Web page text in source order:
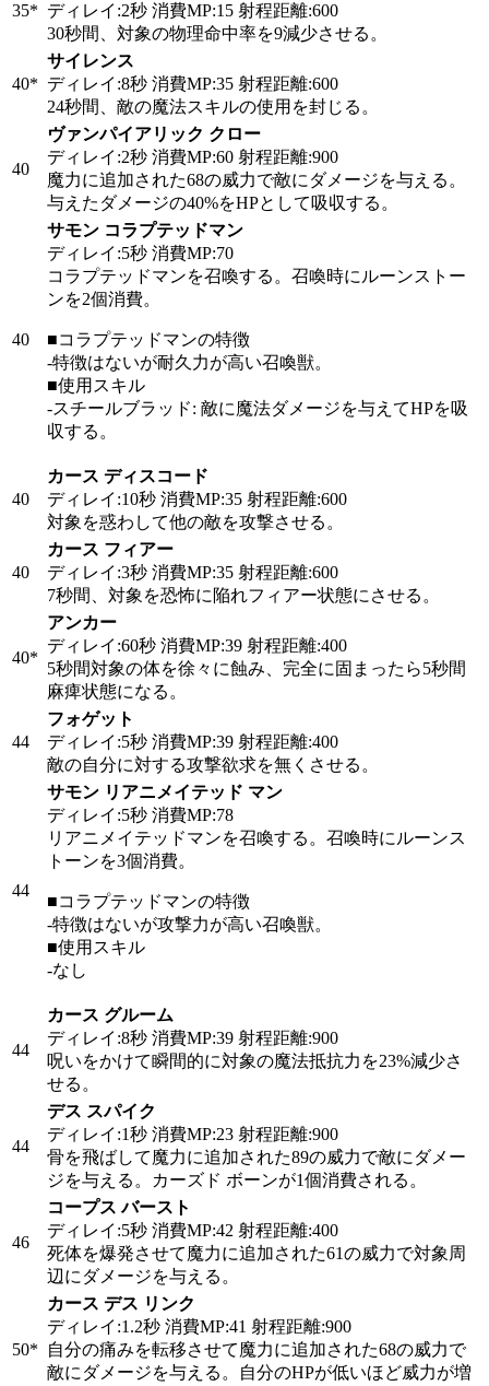
35* ディレイ:2秒 消費MP:15 射程距離:600
30秒間、対象の物理命中率を9減少させる。
40*
サイレンス
ディレイ:8秒 消費MP:35 射程距離:600
24秒間、敵の魔法スキルの使用を封じる。
40
ヴァンパイアリック クロー
ディレイ:2秒 消費MP:60 射程距離:900
魔力に追加された68の威力で敵にダメージを与える。
与えたダメージの40%をHPとして吸収する。
40
サモン コラプテッドマン
ディレイ:5秒 消費MP:70
コラプテッドマンを召喚する。召喚時にルーンストー
ンを2個消費。
■コラプテッドマンの特徴
-特徴はないが耐久力が高い召喚獣。
■使用スキル
-スチールブラッド: 敵に魔法ダメージを与えてHPを吸
収する。
40
カース ディスコード
ディレイ:10秒 消費MP:35 射程距離:600
対象を惑わして他の敵を攻撃させる。
40
カース フィアー
ディレイ:3秒 消費MP:35 射程距離:600
7秒間、対象を恐怖に陥れフィアー状態にさせる。
40*
アンカー
ディレイ:60秒 消費MP:39 射程距離:400
5秒間対象の体を徐々に蝕み、完全に固まったら5秒間
麻痺状態になる。
44
フォゲット
ディレイ:5秒 消費MP:39 射程距離:400
敵の自分に対する攻撃欲求を無くさせる。
44
サモン リアニメイテッド マン
ディレイ:5秒 消費MP:78
リアニメイテッドマンを召喚する。召喚時にルーンス
トーンを3個消費。
■コラプテッドマンの特徴
-特徴はないが攻撃力が高い召喚獣。
■使用スキル
-なし
44
カース グルーム
ディレイ:8秒 消費MP:39 射程距離:900
呪いをかけて瞬間的に対象の魔法抵抗力を23%減少さ
せる。
44
デス スパイク
ディレイ:1秒 消費MP:23 射程距離:900
骨を飛ばして魔力に追加された89の威力で敵にダメー
ジを与える。カーズド ボーンが1個消費される。
46
コープス バースト
ディレイ:5秒 消費MP:42 射程距離:400
死体を爆発させて魔力に追加された61の威力で対象周
辺にダメージを与える。
50*
カース デス リンク
ディレイ:1.2秒 消費MP:41 射程距離:900
自分の痛みを転移させて魔力に追加された68の威力で
敵にダメージを与える。自分のHPが低いほど威力が増